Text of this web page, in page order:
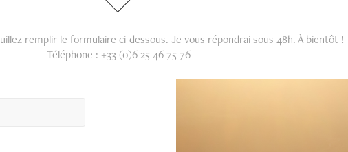
remplir le formulaire ci-dessous. Je vous répondrai sous 48h. À bientôt !
Téléphone : +33 (0)6 25 46 75 76